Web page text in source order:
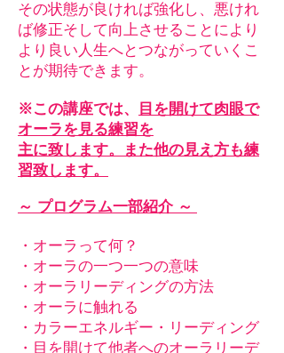
その状態が良ければ強化し、悪けれ
ば修正そして向上させることにより
より良い人生へとつながっていくこ
とが期待できます。
※この講座では、
目を開けて肉眼で
オーラを見る練習を
主に致します。また他の見え方も練
習致します。
～ プログラム一部紹介 ～
・オーラって何？
・オーラの一つ一つの意味
・オーラリーディングの方法
・オーラに触れる
・カラーエネルギー・リーディング
・目を開けて他者へのオーラリーデ